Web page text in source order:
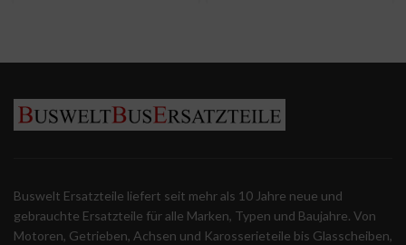
Buswelt Ersatzteile liefert seit mehr als 10 Jahre neue und
gebrauchte Ersatzteile für alle Marken, Typen und Baujahre. Von
Motoren, Getrieben, Achsen und Karosserieteile bis Glasscheiben,